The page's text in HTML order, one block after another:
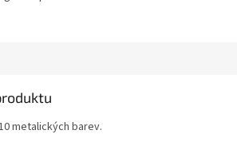
metalických barev.